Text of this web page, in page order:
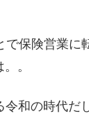
保険営業に
。
和の時代だ